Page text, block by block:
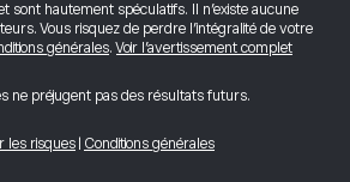
sont hautement spéculatifs. Il n’existe aucune
Vous risquez de perdre l’intégralité de votre
générales.Voir l’avertissement complet
ne préjugent pas des résultats futurs.
les risques Conditions générales